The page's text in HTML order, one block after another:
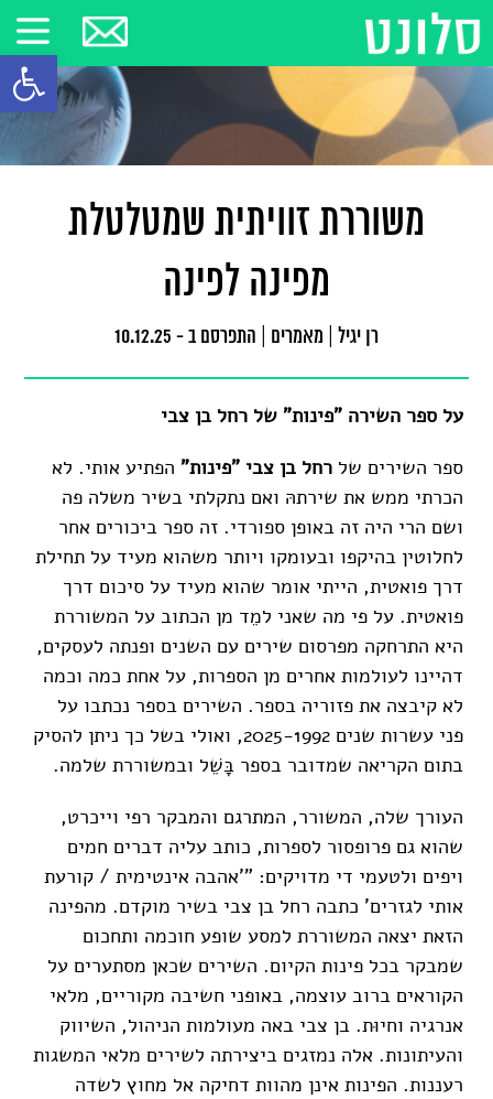
פתח
משוררת זוויתית שמטלטלת
מפינה לפינה
רן יגיל מאמרים התפרסם ב - 10.12.25
על ספר השירה "פינות" של רחל בן צבי
ספר השירים של רחל בן צבי "פינות"הפתיע אותי. לא
הכרתי ממש את שירתהּ ואם נתקלתי בשיר משלה פה
ושם הרי היה זה באופן ספורדי. זה ספר ביכורים אחר
לחלוטין בהיקפו ובעומקו ויותר משהוא מעיד על תחילת
דרך פואטית, הייתי אומר שהוא מעיד על סיכום דרך
פואטית. על פי מה שאני למֵד מן הכתוב על המשוררת
היא התרחקה מפרסום שירים עם השנים ופנתה לעסקים,
דהיינו לעולמות אחרים מן הספרות, על אחת כמה וכמה
לא קיבצה את פזוריה בספר. השירים בספר נכתבו על
פני עשרות שנים 2025-1992, ואולי בשל כך ניתן להסיק
בתום הקריאה שמדובר בספר בָּשֵׁל ובמשוררת שלמה.
העורך שלה, המשורר, המתרגם והמבקר רפי וייכרט,
שהוא גם פרופסור לספרות, כותב עליה דברים חמים
ויפים ולטעמי די מדויקים: "'אהבה אינטימית / קורעת
אותי לגזרים' כתבה רחל בן צבי בשיר מוקדם. מהפינה
הזאת יצאה המשוררת למסע שופע חוכמה ותחכום
שמבקר בכל פינות הקיום. השירים שכאן מסתערים על
הקוראים ברוב עוצמה, באופני חשיבה מקוריים, מלאי
אנרגיה וחיוּת. בן צבי באה מעולמות הניהול, השיווק
והעיתונות. אלה נמזגים ביצירתה לשירים מלאי המשגות
רעננות. הפינות אינן מהוות דחיקה אל מחוץ לשדה